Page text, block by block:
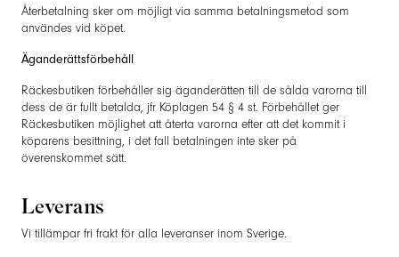
Återbetalning sker om möjligt via samma betalningsmetod som
användes vid köpet.
Äganderättsförbehåll
Räckesbutiken förbehåller sig äganderätten till de sålda varorna till
dess de är fullt betalda, jfr Köplagen 54 § 4 st. Förbehållet ger
Räckesbutiken möjlighet att återta varorna efter att det kommit i
köparens besittning, i det fall betalningen inte sker på
överenskommet sätt.
Leverans
Vi tillämpar fri frakt för alla leveranser inom Sverige.